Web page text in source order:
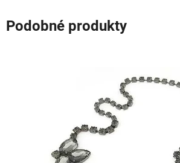
Podobné produkty